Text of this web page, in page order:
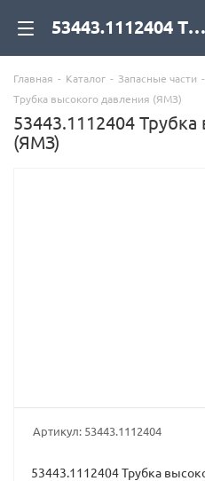
53443.1112404 Трубка высокого давления (ЯМЗ) для дизельных двигателей купить со склада с доставкой по цене официального дилера - компания Дизель Экспорт
Главная - Каталог - Запасные части -
Трубка высокого давления (ЯМЗ)
53443.1112404
(ЯМЗ)
Артикул: 53443.1112404
53443.1112404 Трубка